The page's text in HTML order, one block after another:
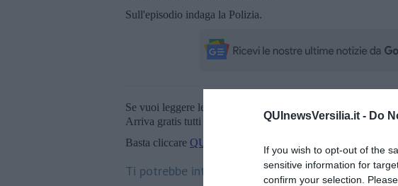
QUInewsVersilia.it - Do
If you wish to opt-out of the
sensitive information for
confirm your selection.
Sull'episodio indaga la Polizia.
Se vuoi leggere le notizie principali della Toscana iscriviti alla
Arriva gratis tutti i giorni alle 20:00 direttamente nella tua
Basta cliccare QUI
Ti potrebbe interessare anche: